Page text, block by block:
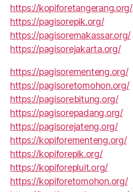
https://kopiforetangerang.org/
https://pagisorepik.org/
https://pagisoremakassar.org/
https://pagisorejakarta.org/
https://pagisorementeng.org/
https://pagisoretomohon.org/
https://pagisorebitung.org/
https://pagisorepadang.org/
https://pagisorejateng.org/
https://kopiforementeng.org/
https://kopiforepik.org/
https://kopiforepluit.org/
https://kopiforetomohon.org/